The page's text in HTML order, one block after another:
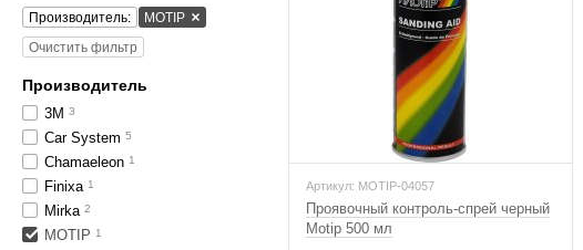
Артикул: MOTIP-04057
Проявочный контроль-спрей черный
Motip 500 мл
Производитель:
MOTIP
Очистить фильтр
Производитель
3M 3
Car System 5
Chamaeleon 1
Finixa 1
Mirka 2
MOTIP 1